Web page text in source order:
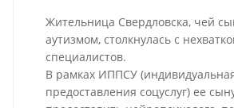
Жительница Свердловска, чей
аутизмом, столкнулась с
специалистов.
В рамках ИППСУ
предоставления соцуслуг) ее